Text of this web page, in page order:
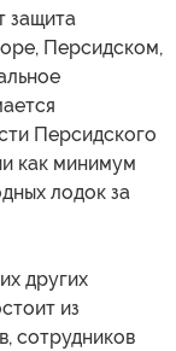
защита
Персидском,
Персидского
как минимум
лодок за
других
из
сотрудников